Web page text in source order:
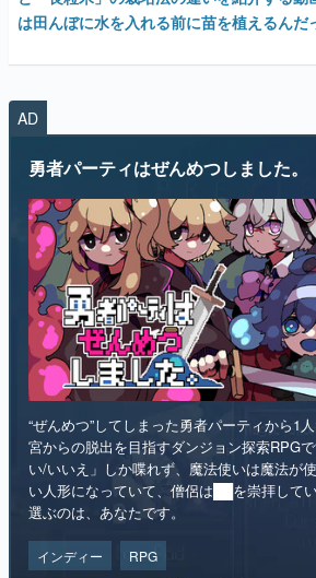
は田んぼに水を入れる前に苗を植えるんだ
AD
勇者パーティはぜんめつしました。
“ぜんめつ”してしまった勇者パーティから1
宮からの脱出を目指すダンジョン探索RPG
い/いいえ」しか喋れず、魔法使いは魔法が
い人形になっていて、僧侶は██を崇拝して
選ぶのは、あなたです。
インディー RPG